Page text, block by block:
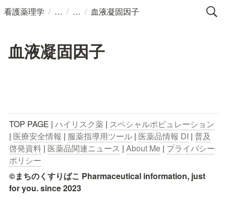
看護薬理学 / / / 血液凝固因子
血液凝固因子
TOP PAGE | ハイリスク薬 | スペシャルポピュレーション
| 医療安全情報 | 服薬指導用ツール | 医薬品情報 DI | 普及
啓発資料 | 医薬品関連ニュース | About Me | プライバシー
ポリシー
©まちのくすりばこ Pharmaceutical information, just
for you. since 2023